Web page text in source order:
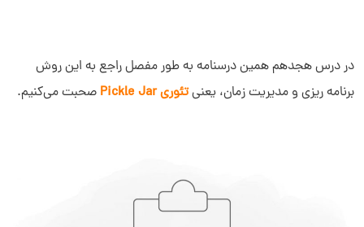
در درس هجدهم همین درسنامه به طور مفصل راجع به این روش
برنامه ریزی و مدیریت زمان، یعنیتئوری Pickle Jar صحبت می‌کنیم.